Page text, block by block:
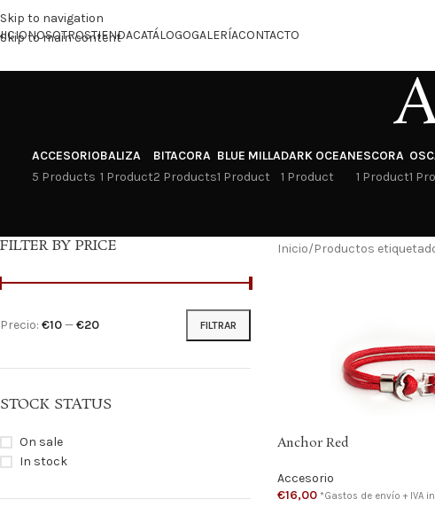
Skip to navigation
Skip to main content
NOSOTROSTIENDACATÁLOGOGALERÍACONTACTO
ACCESORIO
5 Products
BALIZA
1 Product
BITACORA
2 Products
BLUE MILLA
1 Product
DARK OCEAN
1 Product
ESCORA
1 Product1
FILTER BY PRICE
FILTRAR
Precio: €10—€20
STOCK STATUS
On sale
In stock
Inicio Productos
Anchor Red
Accesorio
€16,00 *Gastos de envío + IVA